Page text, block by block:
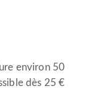
environ 50
dès 25 €